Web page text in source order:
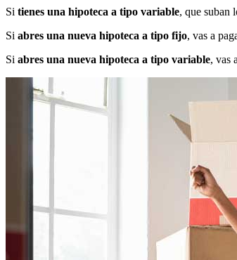
Si tienes una hipoteca a tipo variable, que suban
Si abres una nueva hipoteca a tipo fijo, vas a
Si abres una nueva hipoteca a tipo variable, vas